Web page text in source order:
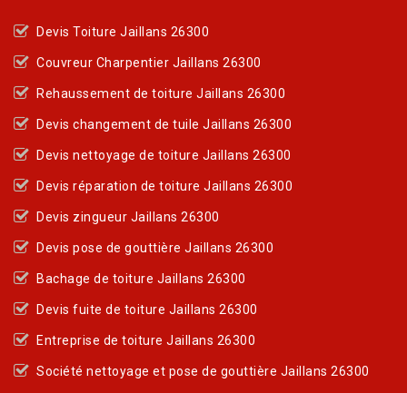
Devis Toiture Jaillans 26300
Couvreur Charpentier Jaillans 26300
Rehaussement de toiture Jaillans 26300
Devis changement de tuile Jaillans 26300
Devis nettoyage de toiture Jaillans 26300
Devis réparation de toiture Jaillans 26300
Devis zingueur Jaillans 26300
Devis pose de gouttière Jaillans 26300
Bachage de toiture Jaillans 26300
Devis fuite de toiture Jaillans 26300
Entreprise de toiture Jaillans 26300
Société nettoyage et pose de gouttière Jaillans 26300